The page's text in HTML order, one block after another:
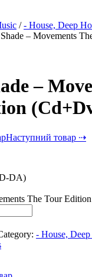
/- House, Deep
– Movements
–
Наступний товар ⇢
DA)
The Tour
- House,